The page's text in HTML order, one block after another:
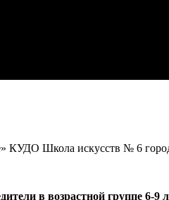
КУДО Школа искусств № 6
в возрастной группе 6-9